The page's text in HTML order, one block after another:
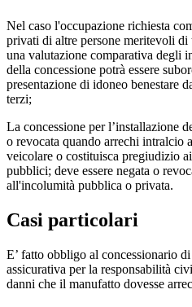
Nel caso l'occupazione richiesta
privati di altre persone meritevoli di
una valutazione comparativa degli
della concessione potrà essere
presentazione di idoneo benestare
terzi;
La concessione per l’installazione
o revocata quando arrechi intralcio
veicolare o costituisca pregiudizio
pubblici; deve essere negata o
all'incolumità pubblica o privata.
Casi particolari
E’ fatto obbligo al concessionario
assicurativa per la responsabilità
danni che il manufatto dovesse